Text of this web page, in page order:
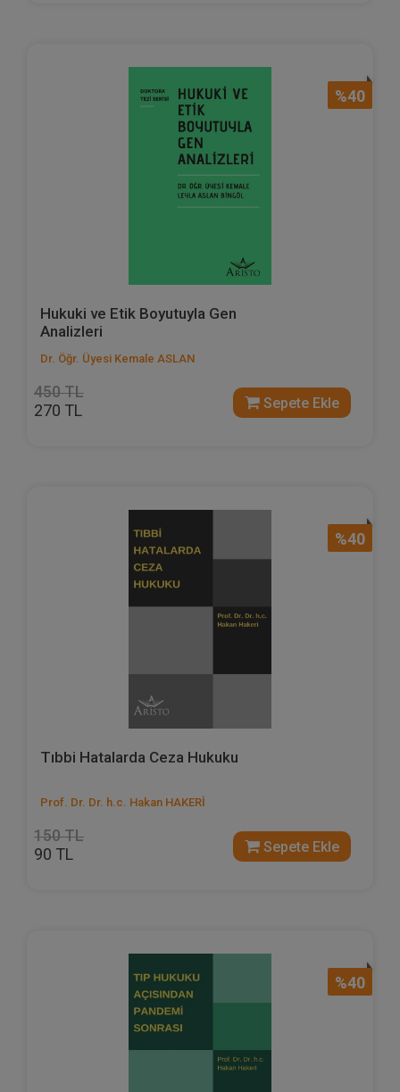
%40
Hukuki ve Etik Boyutuyla Gen
Analizleri
Dr. Öğr. Üyesi Kemale ASLAN
450 TL
270 TL Sepete Ekle
%40
Tıbbi Hatalarda Ceza Hukuku
Prof. Dr. Dr. h.c. Hakan HAKERİ
150 TL
90 TL Sepete Ekle
%40